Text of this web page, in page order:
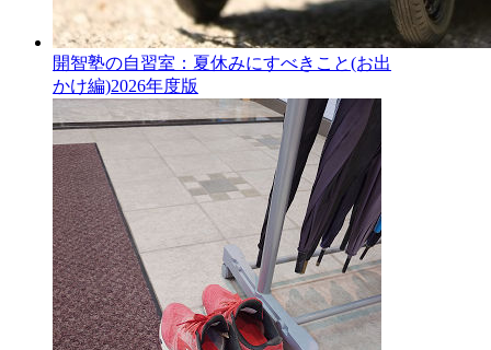
開智塾の自習室：夏休みにすべきこと(お出
かけ編)2026年度版